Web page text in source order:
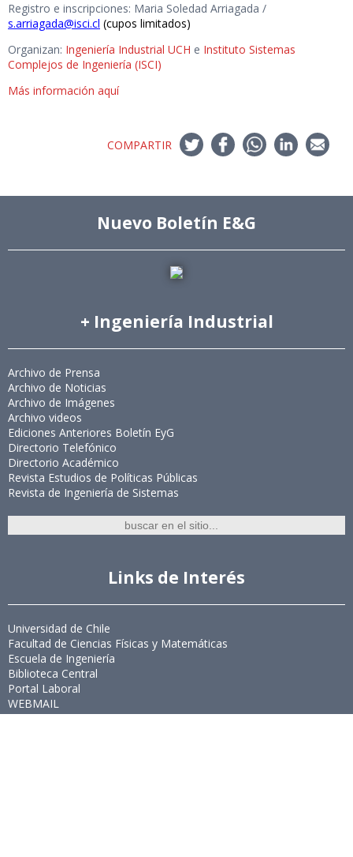
Registro e inscripciones: Maria Soledad Arriagada /
s.arriagada@isci.cl (cupos limitados)
Organizan: Ingeniería Industrial UCH e Instituto Sistemas
Complejos de Ingeniería (ISCI)
Más información aquí
COMPARTIR
Nuevo Boletín E&G
+ Ingeniería Industrial
Archivo de Prensa
Archivo de Noticias
Archivo de Imágenes
Archivo videos
Ediciones Anteriores Boletín EyG
Directorio Telefónico
Directorio Académico
Revista Estudios de Políticas Públicas
Revista de Ingeniería de Sistemas
Links de Interés
Universidad de Chile
Facultad de Ciencias Físicas y Matemáticas
Escuela de Ingeniería
Biblioteca Central
Portal Laboral
WEBMAIL